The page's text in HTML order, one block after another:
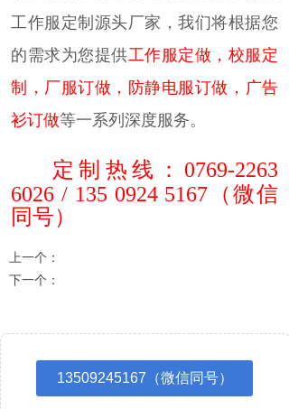
工作服定制源头厂家，我们将根据您
的需求为您提供工作服定做 ， 校服定
制
， 厂服订做 ， 防静电服订做 ， 广告
衫订做等一系列深度服务。
定制热线： 0769-2263
6026 / 135 0924 5167 （微信
同号）
上一个：
下一个：
13509245167（微信同号）